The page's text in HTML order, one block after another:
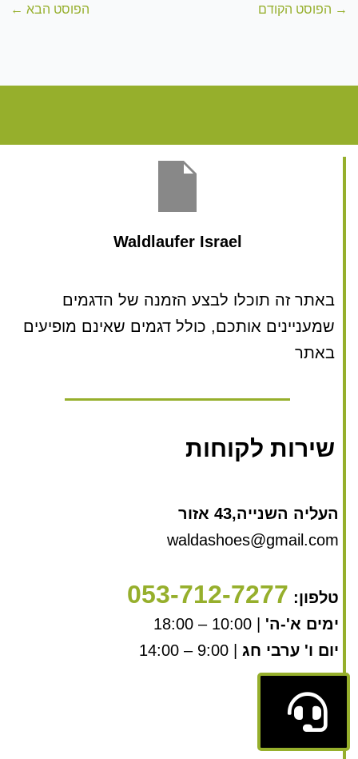
→ הפוסט הקודם הפוסט הבא ←
Waldlaufer Israel
באתר זה תוכלו לבצע הזמנה של הדגמים
שמעניינים אותכם, כולל דגמים שאינם מופיעים
באתר
שירות לקוחות
העליה השנייה,43 אזור
waldashoes@gmail.com
טלפון: 053-712-7277
ימים א'-ה'
יום ו' ערבי חג